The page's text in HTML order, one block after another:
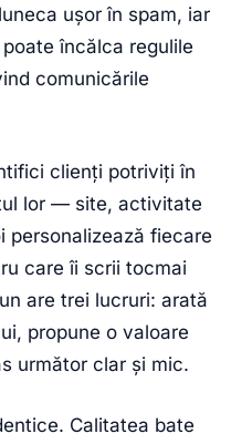
ușor în spam, iar
încălca regulile
comunicările
clienți potriviți în
lor — site, activitate
personalizează fiecare
care îi scrii tocmai
are trei lucruri: arată
propune o valoare
următor clar și mic.
Calitatea bate